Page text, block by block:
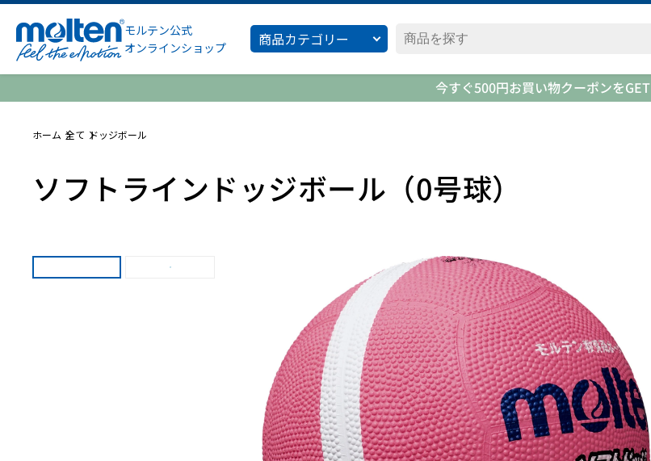
モルテン公式
オンラインショップ
商品カテゴリー
今すぐ500円お買い物クーポンをGET
ホーム 全て ドッジボール
ソフトラインドッジボール（0号球）